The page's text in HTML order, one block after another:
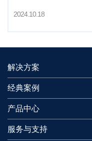
2024.10.18
解决方案
经典案例
产品中心
服务与支持